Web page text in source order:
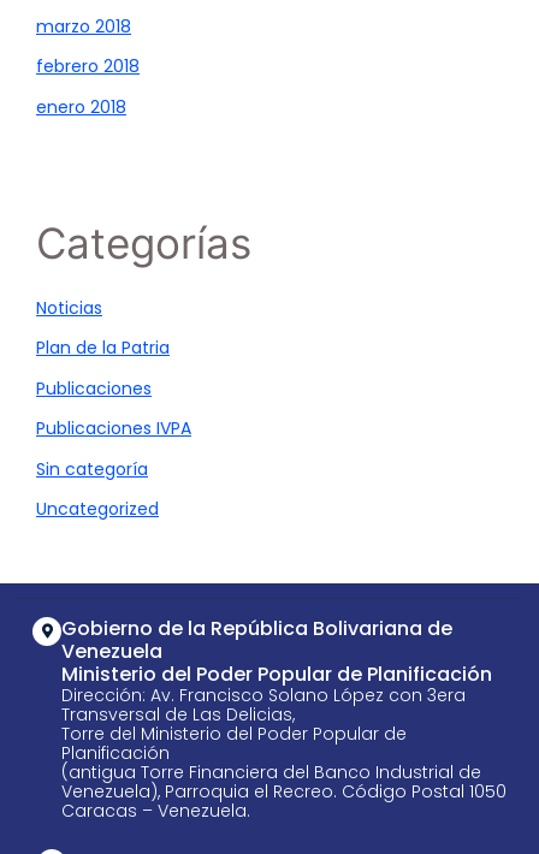
marzo 2018
febrero 2018
enero 2018
Categorías
Noticias
Plan de la Patria
Publicaciones
Publicaciones IVPA
Sin categoría
Uncategorized
Gobierno de la República Bolivariana de
Venezuela
Ministerio del Poder Popular de Planificación
Dirección: Av. Francisco Solano López con 3era
Transversal de Las Delicias,
Torre del Ministerio del Poder Popular de
Planificación
(antigua Torre Financiera del Banco Industrial de
Venezuela), Parroquia el Recreo. Código Postal 1050
Caracas – Venezuela.